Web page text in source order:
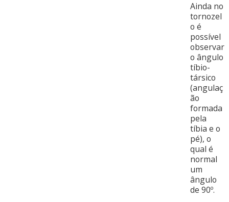
Ainda no
tornozel
o é
possível
observar
o ângulo
tíbio-
társico
(angulaç
ão
formada
pela
tíbia e o
pé), o
qual é
normal
um
ângulo
de 90º.